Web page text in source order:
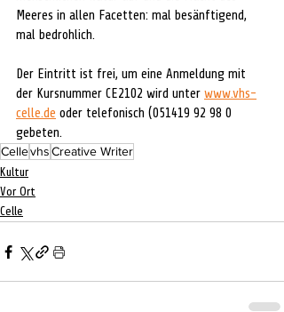
Meeres in allen Facetten: mal besänftigend,
mal bedrohlich.
Der Eintritt ist frei, um eine Anmeldung mit
der Kursnummer CE2102 wird unter www.vhs-
celle.de oder telefonisch (051419 92 98 0
gebeten.
CellevhsCreative Writer
Kultur
Vor Ort
Celle